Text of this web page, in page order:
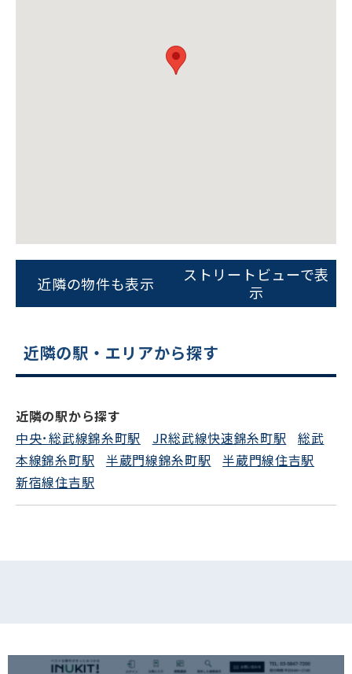
スムーズにご案内できます
0120-620-213
近隣の物件も表示
ストリートビューで表
示
近隣の駅・エリアから探す
近隣の駅から探す
中央･総武線錦糸町駅
JR総武線快速錦糸町駅
総武
本線錦糸町駅
半蔵門線錦糸町駅
半蔵門線住吉駅
新宿線住吉駅